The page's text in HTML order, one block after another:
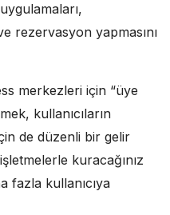
rezervasyon yapmasını
merkezleri için “üye
kullanıcıların
de düzenli bir gelir
kuracağınız
fazla kullanıcıya